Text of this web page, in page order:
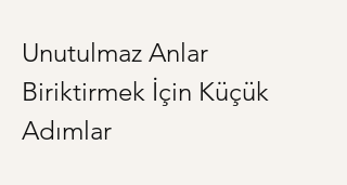
Unutulmaz Anlar
Biriktirmek İçin Küçük
Adımlar